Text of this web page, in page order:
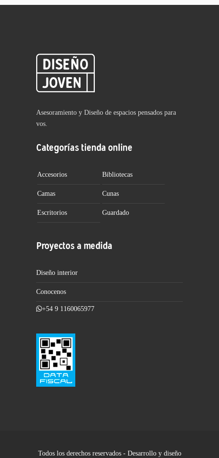
Asesoramiento y Diseño de espacios pensados para
vos.
Categorías tienda online
Accesorios Bibliotecas
Camas Cunas
Escritorios Guardado
Proyectos a medida
Diseño interior
Conocenos
+54 9 1160065977
Todos los derechos reservados - Desarrollo y diseño